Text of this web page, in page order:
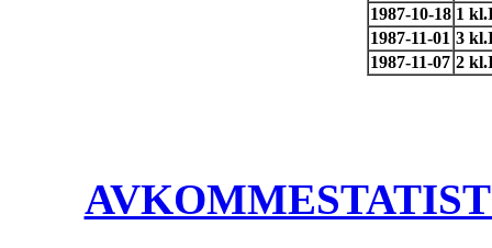
1987-10-18 1
1987-11-01 3
1987-11-07 2